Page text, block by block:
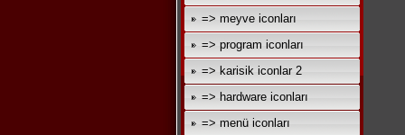
=> meyve iconları
=> program iconları
=> karisik iconlar 2
=> hardware iconları
=> menü iconları